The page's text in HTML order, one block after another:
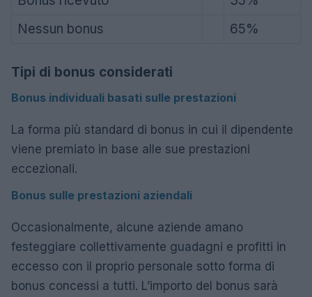
Nessun bonus
65%
Tipi di bonus considerati
Bonus individuali basati sulle prestazioni
La forma più standard di bonus in cui il dipendente
viene premiato in base alle sue prestazioni
eccezionali.
Bonus sulle prestazioni aziendali
Occasionalmente, alcune aziende amano
festeggiare collettivamente guadagni e profitti in
eccesso con il proprio personale sotto forma di
bonus concessi a tutti. L’importo del bonus sarà